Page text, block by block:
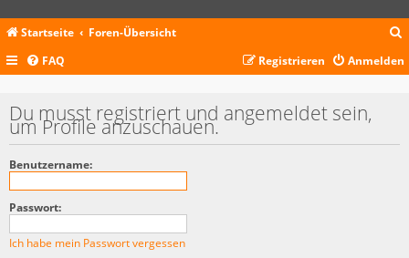
Startseite Foren-Übersicht
c
FAQ Anmelden
Registrieren
Du musst registriert und angemeldet sein,
um Profile anzuschauen.
Benutzername:
Passwort:
Ich habe mein Passwort vergessen